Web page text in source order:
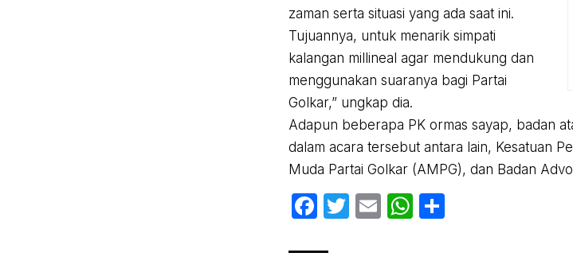
zaman serta situasi yang ada saat ini.
Tujuannya, untuk menarik simpati
kalangan millineal agar mendukung dan
menggunakan suaranya bagi Partai
Golkar,” ungkap dia.
Adapun beberapa PK ormas sayap, badan
dalam acara tersebut antara lain, Kesatuan
Muda Partai Golkar (AMPG), dan Badan
Facebook
Twitter
EmailWhatsApp